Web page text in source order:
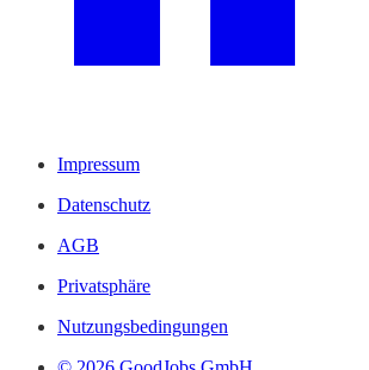
Impressum
Datenschutz
AGB
Privatsphäre
Nutzungsbedingungen